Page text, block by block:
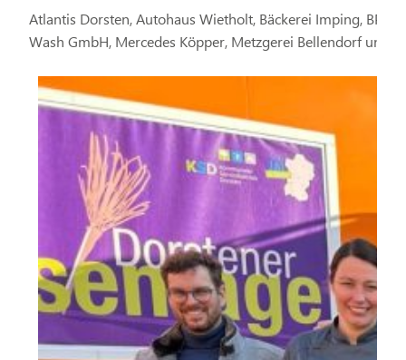
Atlantis Dorsten, Autohaus Wietholt, Bäckerei Imping, BPP
Wash GmbH, Mercedes Köpper, Metzgerei Bellendorf und